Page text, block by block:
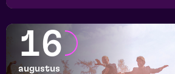
16
augustus